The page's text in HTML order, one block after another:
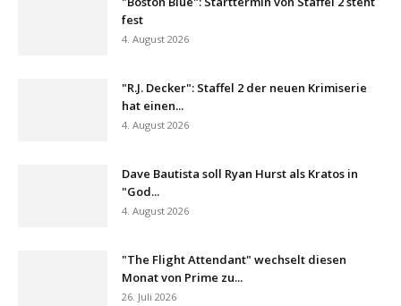
fest
4. August 2026
"R.J. Decker": Staffel 2 der neuen Krimiserie
hat einen...
4. August 2026
Dave Bautista soll Ryan Hurst als Kratos in
"God...
4. August 2026
"The Flight Attendant" wechselt diesen
Monat von Prime zu...
26. Juli 2026